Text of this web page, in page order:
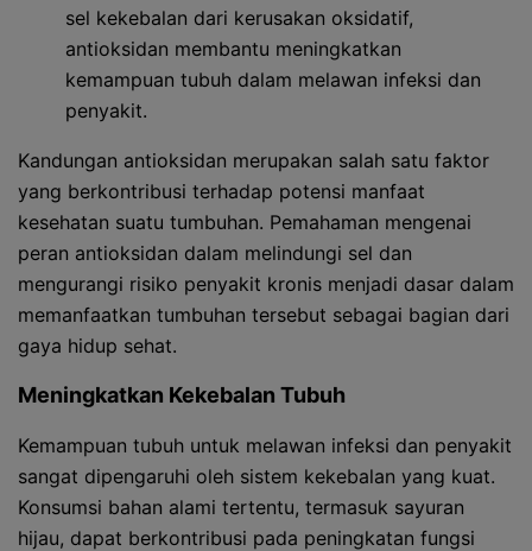
sel kekebalan dari kerusakan oksidatif,
antioksidan membantu meningkatkan
kemampuan tubuh dalam melawan infeksi dan
penyakit.
Kandungan antioksidan merupakan salah satu faktor
yang berkontribusi terhadap potensi manfaat
kesehatan suatu tumbuhan. Pemahaman mengenai
peran antioksidan dalam melindungi sel dan
mengurangi risiko penyakit kronis menjadi dasar dalam
memanfaatkan tumbuhan tersebut sebagai bagian dari
gaya hidup sehat.
Meningkatkan Kekebalan Tubuh
Kemampuan tubuh untuk melawan infeksi dan penyakit
sangat dipengaruhi oleh sistem kekebalan yang kuat.
Konsumsi bahan alami tertentu, termasuk sayuran
hijau, dapat berkontribusi pada peningkatan fungsi